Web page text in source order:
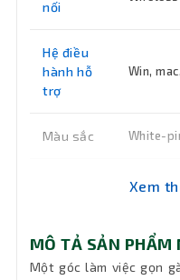
nối
Hệ điều
hành hỗ
trợ
Win,
Màu sắc White-
Không
Số lượng
phím
105
Xem
MÔ TẢ SẢN PHẨM
Một góc làm việc gọn